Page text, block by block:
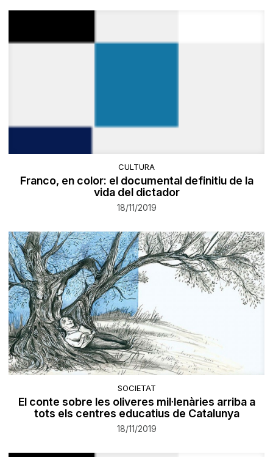
CULTURA
Franco, en color: el documental definitiu de la
vida del dictador
18/11/2019
SOCIETAT
El conte sobre les oliveres mil·lenàries arriba a
tots els centres educatius de Catalunya
18/11/2019